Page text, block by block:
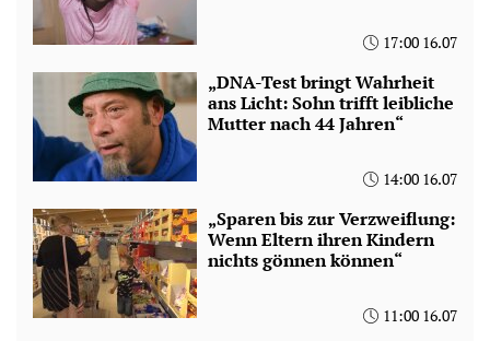
17:00 16.07
„DNA-Test bringt Wahrheit
ans Licht: Sohn trifft leibliche
Mutter nach 44 Jahren“
14:00 16.07
„Sparen bis zur Verzweiflung:
Wenn Eltern ihren Kindern
nichts gönnen können“
11:00 16.07